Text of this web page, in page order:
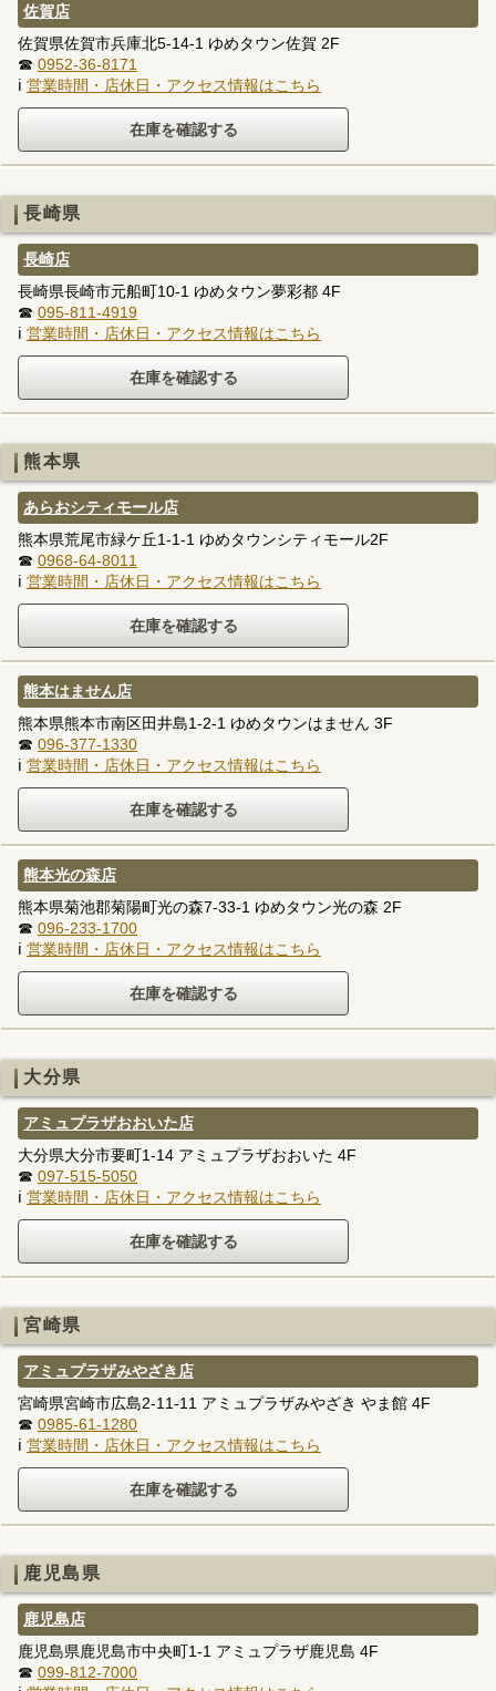
佐賀店
佐賀県佐賀市兵庫北5-14-1 ゆめタウン佐賀 2F
☎ 0952-36-8171
ℹ 営業時間・店休日・アクセス情報はこちら
長崎県
長崎店
長崎県長崎市元船町10-1 ゆめタウン夢彩都 4F
☎ 095-811-4919
ℹ 営業時間・店休日・アクセス情報はこちら
熊本県
あらおシティモール店
熊本県荒尾市緑ケ丘1-1-1 ゆめタウンシティモール2F
☎ 0968-64-8011
ℹ 営業時間・店休日・アクセス情報はこちら
熊本はません店
熊本県熊本市南区田井島1-2-1 ゆめタウンはません 3F
☎ 096-377-1330
ℹ 営業時間・店休日・アクセス情報はこちら
熊本光の森店
熊本県菊池郡菊陽町光の森7-33-1 ゆめタウン光の森 2F
☎ 096-233-1700
ℹ 営業時間・店休日・アクセス情報はこちら
大分県
アミュプラザおおいた店
大分県大分市要町1-14 アミュプラザおおいた 4F
☎ 097-515-5050
ℹ 営業時間・店休日・アクセス情報はこちら
宮崎県
アミュプラザみやざき店
宮崎県宮崎市広島2-11-11 アミュプラザみやざき やま館 4F
☎ 0985-61-1280
ℹ 営業時間・店休日・アクセス情報はこちら
鹿児島県
鹿児島店
鹿児島県鹿児島市中央町1-1 アミュプラザ鹿児島 4F
☎ 099-812-7000